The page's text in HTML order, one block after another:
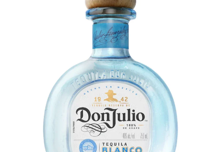
الدرامي المبالغ فيه لأبطال القصة، والألقاب الغريبة التي يختارها
صانعو العمل مثل «حشرة العث»، والتحديق المتواصل بين
البطلَين لتجسيد شكل مبتذل من الرومانسية القائمة على فكرة
«النظر إلى أعماق الحبيب».
على صعيد آخر، تتعدد المشاهد الجريئة بلا مبرر، فهي لا تضيف
شيئاً إلى الحبكة الأصلية، وتبدو الوجوه المتجهّمة والمزحات
العابرة مأخوذة من منشورات منصة «تمبلر»، فهي ليست
منطقية كونها لا تتماشى مع أحداث الفيلم. وفي الأجزاء التي تخلو
من هذه الجوانب الشائبة، تبرز مشاكل أخرى مثل الحوارات
المبتذلة التي تُستعمل خلال فصول الفيلم المتبقية.
تبدو الموسيقى التصويرية مشابهة للبوب الشعبي وأغاني الروك،